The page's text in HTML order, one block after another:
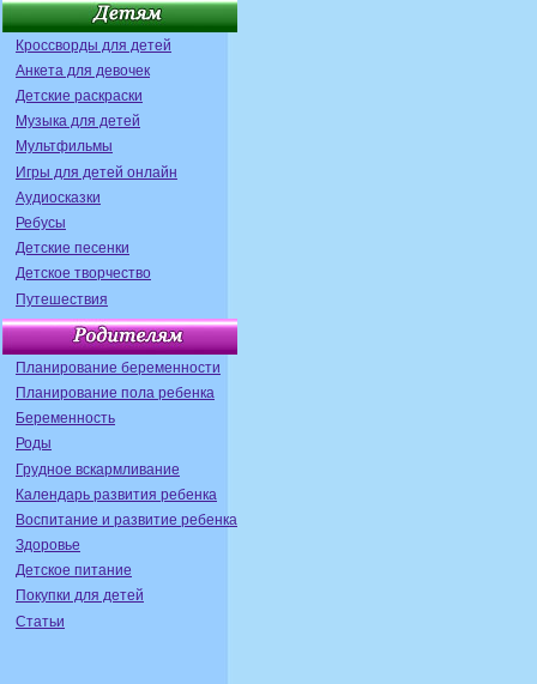
Кроссворды для детей
Анкета для девочек
Детские раскраски
Музыка для детей
Мультфильмы
Игры для детей онлайн
Аудиосказки
Ребусы
Детские песенки
Детское творчество
Путешествия
Планирование беременности
Планирование пола ребенка
Беременность
Роды
Грудное вскармливание
Календарь развития ребенка
Воспитание и развитие ребенка
Здоровье
Детское питание
Покупки для детей
Статьи